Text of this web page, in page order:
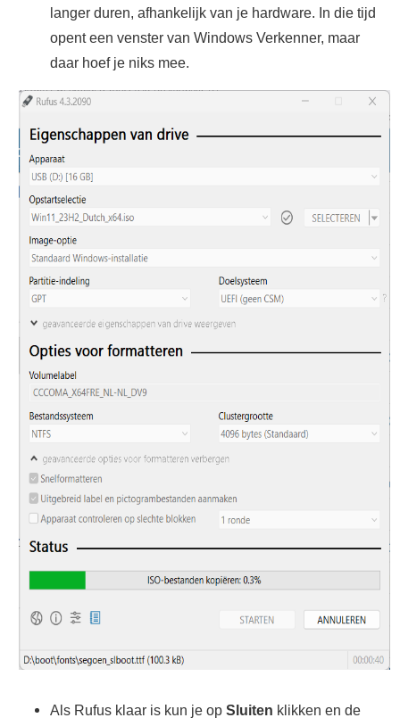
langer duren, afhankelijk van je hardware. In die tijd
opent een venster van Windows Verkenner, maar
daar hoef je niks mee.
Als Rufus klaar is kun je op Sluiten klikken en de